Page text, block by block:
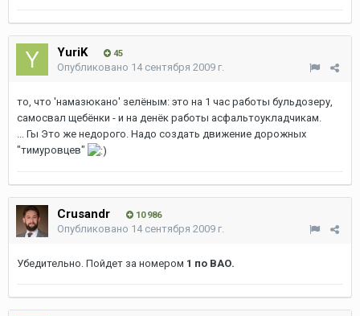
YuriK 45
Опубликовано 14 сентября 2009 г.
то, что 'намазюкано' зелёным: это на 1 час работы бульдозеру,
самосвал щебёнки - и на денёк работы асфальтоукладчикам.
... Гы Это же недорого. Надо создать движение дорожных
"тимуровцев"
Crusandr 10 986
Опубликовано 14 сентября 2009 г.
Убедительно. Пойдет за номером 1 по ВАО.